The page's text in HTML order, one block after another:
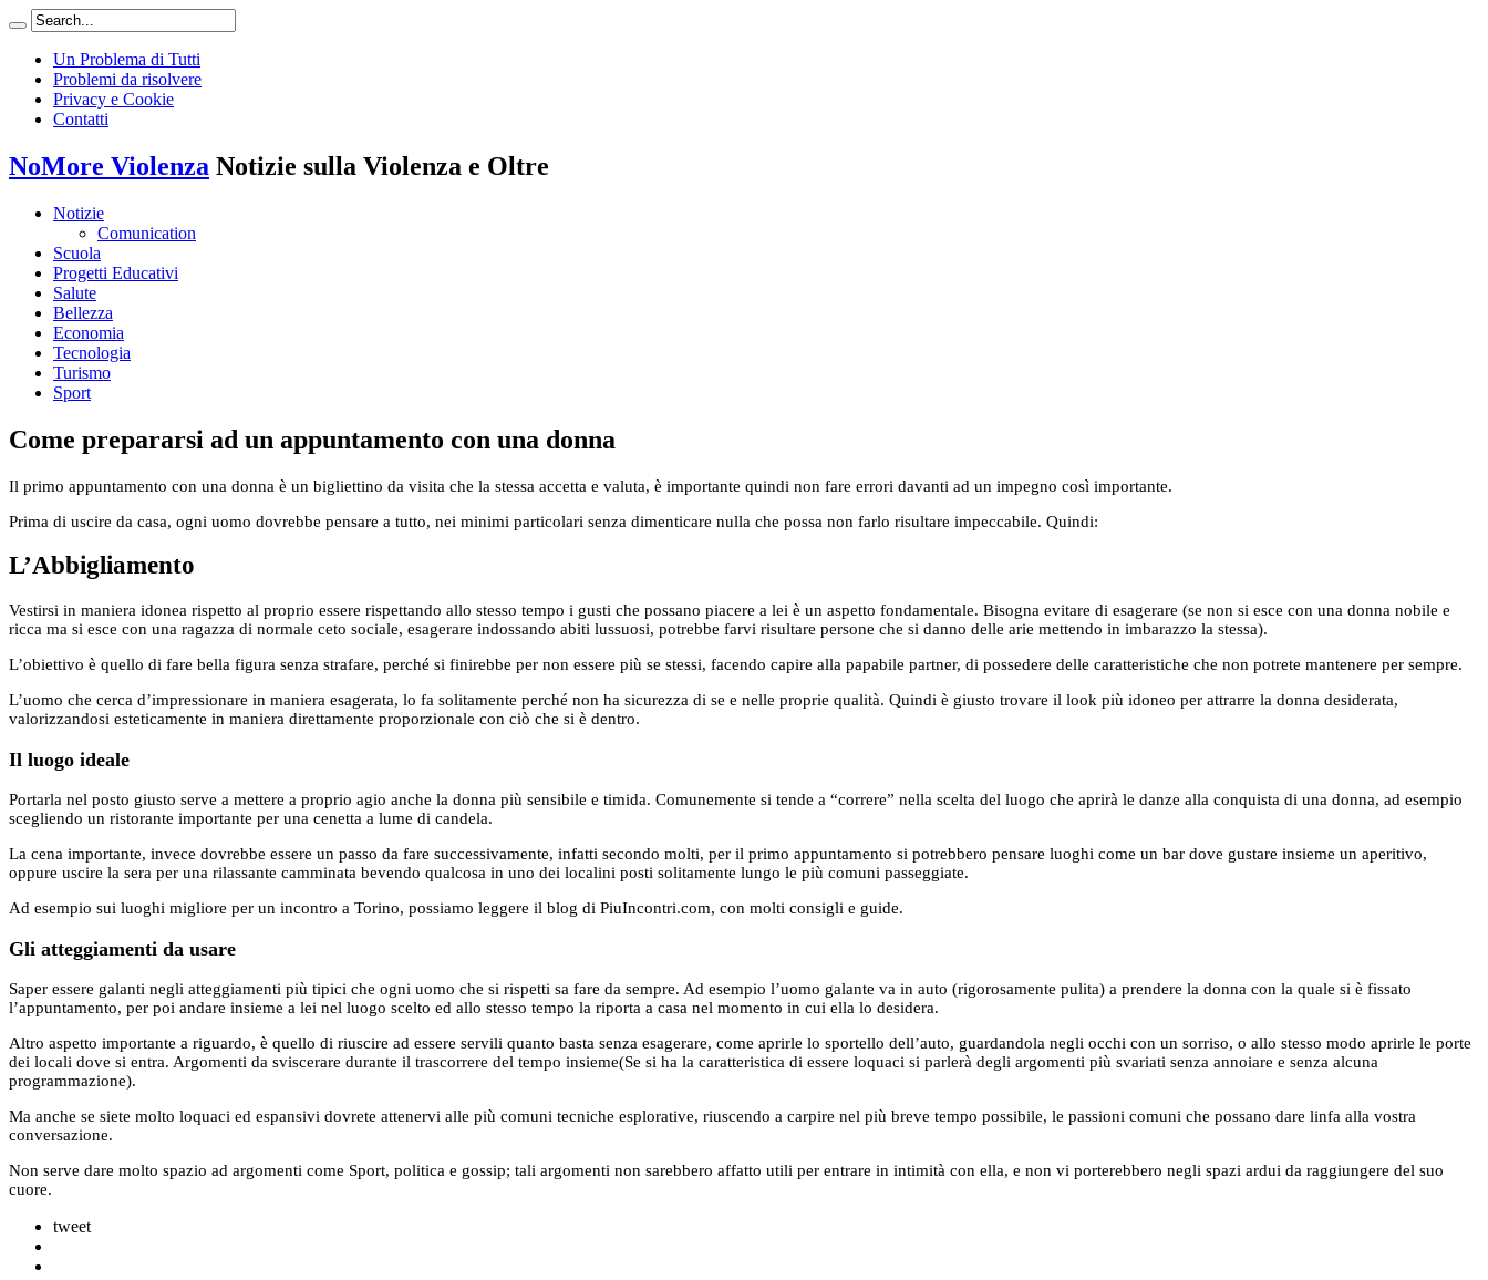
Un Problema di Tutti
Problemi da risolvere
Privacy e Cookie
Contatti
NoMore Violenza Notizie sulla Violenza e Oltre
Notizie
Comunication
Scuola
Progetti Educativi
Salute
Bellezza
Economia
Tecnologia
Turismo
Sport
Come prepararsi ad un appuntamento con una donna
Il primo appuntamento con una donna è un bigliettino da visita che la stessa accetta e valuta, è importante quindi non fare errori davanti ad un impegno così importante.
Prima di uscire da casa, ogni uomo dovrebbe pensare a tutto, nei minimi particolari senza dimenticare nulla che possa non farlo risultare impeccabile. Quindi:
L’Abbigliamento
Vestirsi in maniera idonea rispetto al proprio essere rispettando allo stesso tempo i gusti che possano piacere a lei è un aspetto fondamentale. Bisogna evitare di esagerare (se non si esce con una donna nobile e
ricca ma si esce con una ragazza di normale ceto sociale, esagerare indossando abiti lussuosi, potrebbe farvi risultare persone che si danno delle arie mettendo in imbarazzo la stessa).
L’obiettivo è quello di fare bella figura senza strafare, perché si finirebbe per non essere più se stessi, facendo capire alla papabile partner, di possedere delle caratteristiche che non potrete mantenere per sempre.
L’uomo che cerca d’impressionare in maniera esagerata, lo fa solitamente perché non ha sicurezza di se e nelle proprie qualità. Quindi è giusto trovare il look più idoneo per attrarre la donna desiderata,
valorizzandosi esteticamente in maniera direttamente proporzionale con ciò che si è dentro.
Il luogo ideale
Portarla nel posto giusto serve a mettere a proprio agio anche la donna più sensibile e timida. Comunemente si tende a “correre” nella scelta del luogo che aprirà le danze alla conquista di una donna, ad esempio
scegliendo un ristorante importante per una cenetta a lume di candela.
La cena importante, invece dovrebbe essere un passo da fare successivamente, infatti secondo molti, per il primo appuntamento si potrebbero pensare luoghi come un bar dove gustare insieme un aperitivo,
oppure uscire la sera per una rilassante camminata bevendo qualcosa in uno dei localini posti solitamente lungo le più comuni passeggiate.
Ad esempio sui luoghi migliore per un incontro a Torino, possiamo leggere il blog di PiuIncontri.com, con molti consigli e guide.
Gli atteggiamenti da usare
Saper essere galanti negli atteggiamenti più tipici che ogni uomo che si rispetti sa fare da sempre. Ad esempio l’uomo galante va in auto (rigorosamente pulita) a prendere la donna con la quale si è fissato
l’appuntamento, per poi andare insieme a lei nel luogo scelto ed allo stesso tempo la riporta a casa nel momento in cui ella lo desidera.
Altro aspetto importante a riguardo, è quello di riuscire ad essere servili quanto basta senza esagerare, come aprirle lo sportello dell’auto, guardandola negli occhi con un sorriso, o allo stesso modo aprirle le porte
dei locali dove si entra. Argomenti da sviscerare durante il trascorrere del tempo insieme(Se si ha la caratteristica di essere loquaci si parlerà degli argomenti più svariati senza annoiare e senza alcuna
programmazione).
Ma anche se siete molto loquaci ed espansivi dovrete attenervi alle più comuni tecniche esplorative, riuscendo a carpire nel più breve tempo possibile, le passioni comuni che possano dare linfa alla vostra
conversazione.
Non serve dare molto spazio ad argomenti come Sport, politica e gossip; tali argomenti non sarebbero affatto utili per entrare in intimità con ella, e non vi porterebbero negli spazi ardui da raggiungere del suo
cuore.
tweet